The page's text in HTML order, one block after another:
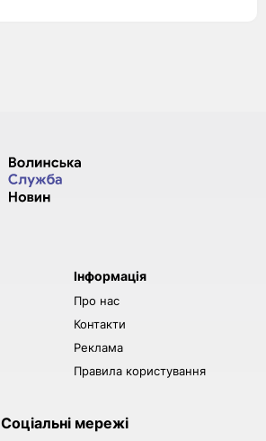
Інформація
Про нас
Контакти
Реклама
Правила користування
Соціальні мережі